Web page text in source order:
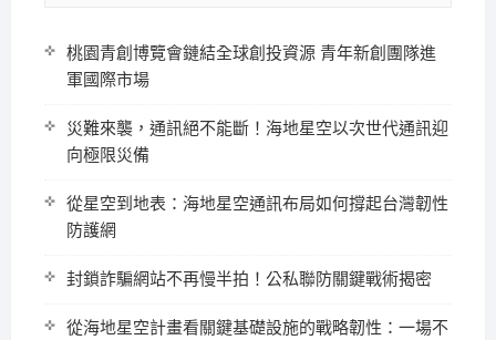
桃園青創博覽會鏈結全球創投資源 青年新創團隊進
軍國際市場
災難來襲，通訊絕不能斷！海地星空以次世代通訊迎
向極限災備
從星空到地表：海地星空通訊布局如何撐起台灣韌性
防護網
封鎖詐騙網站不再慢半拍！公私聯防關鍵戰術揭密
從海地星空計畫看關鍵基礎設施的戰略韌性：一場不